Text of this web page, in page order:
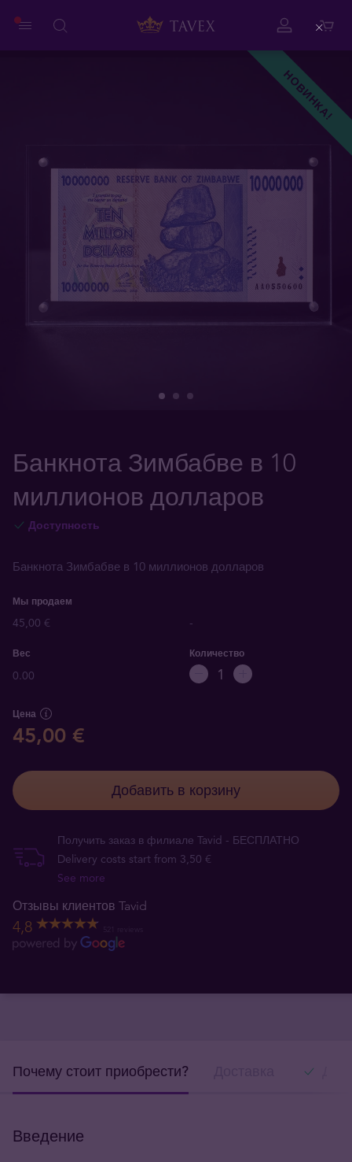
НОВИНКА!
Банкнота Зимбабве в 10
миллионов долларов
Доступность
Банкнота Зимбабве в 10 миллионов долларов
Мы продаем
45,00 € -
Вес
0.00
Количество
Цена
45,00 €
Добавить в корзину
Получить заказ в филиале Tavid - БЕСПЛАТНО
Delivery costs start from 3,50 €
See more
Отзывы клиентов Tavid
4,8
Почему стоит приобрести?
Введение
Close